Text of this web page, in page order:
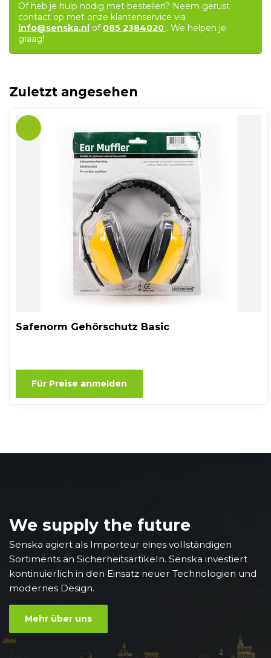
Of heb je hulp nodig met bestellen? Neem gerust
contact op met onze klantenservice via
info@senska.nl of 085 2384020 . We helpen je
graag!
Zuletzt angesehen
Safenorm Gehörschutz Basic
Für Preise anmelden
We supply the future
Senska agiert als Importeur eines vollständigen
Sortiments an Sicherheitsartikeln. Senska investiert
kontinuierlich in den Einsatz neuer Technologien und
modernes Design.
Mehr über uns